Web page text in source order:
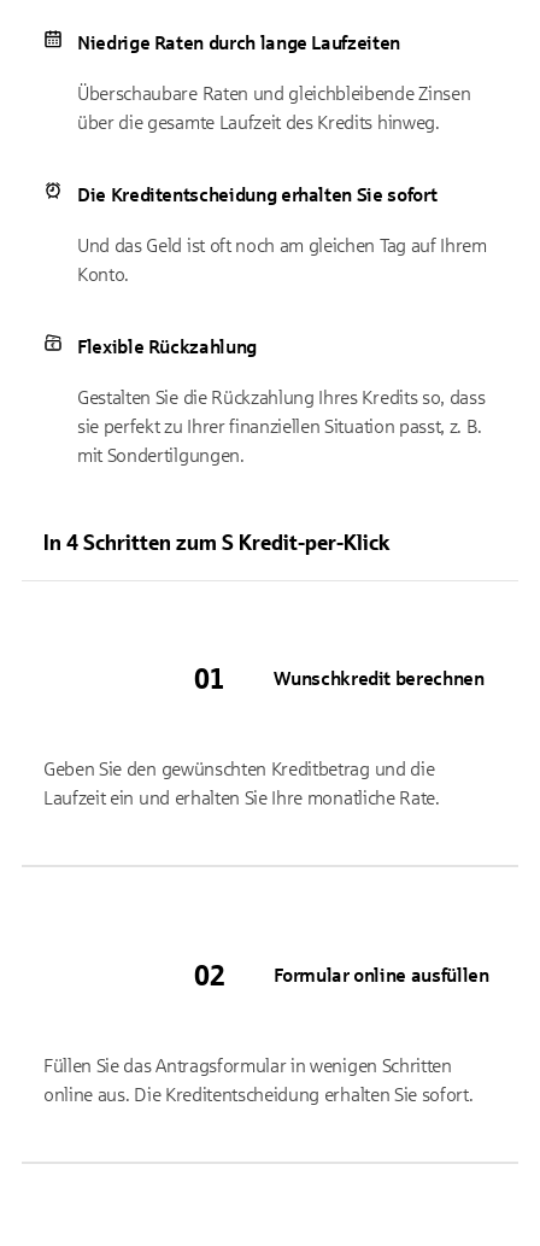
Niedrige Raten durch lange Laufzeiten
Überschaubare Raten und gleichbleibende Zinsen
über die gesamte Laufzeit des Kredits hinweg.
Die Kreditentscheidung erhalten Sie sofort
Und das Geld ist oft noch am gleichen Tag auf Ihrem
Konto.
Flexible Rückzahlung
Gestalten Sie die Rückzahlung Ihres Kredits so, dass
sie perfekt zu Ihrer finanziellen Situation passt, z. B.
mit Sondertilgungen.
In 4 Schritten zum S Kredit-per-Klick
Wunschkredit berechnen
Geben Sie den gewünschten Kreditbetrag und die
Laufzeit ein und erhalten Sie Ihre monatliche Rate.
Formular online ausfüllen
Füllen Sie das Antragsformular in wenigen Schritten
online aus. Die Kreditentscheidung erhalten Sie sofort.